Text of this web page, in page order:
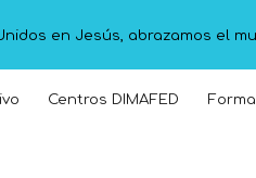
en Jesús, abrazamos el
Centros DIMAFED